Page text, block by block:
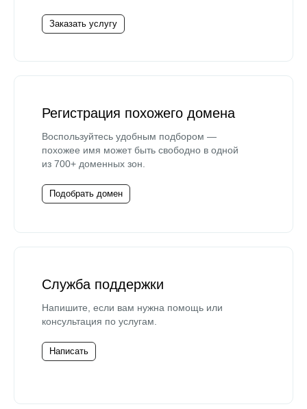
Заказать услугу
Регистрация похожего домена
Воспользуйтесь удобным подбором —
похожее имя может быть свободно в одной
из 700+ доменных зон.
Подобрать домен
Служба поддержки
Напишите, если вам нужна помощь или
консультация по услугам.
Написать